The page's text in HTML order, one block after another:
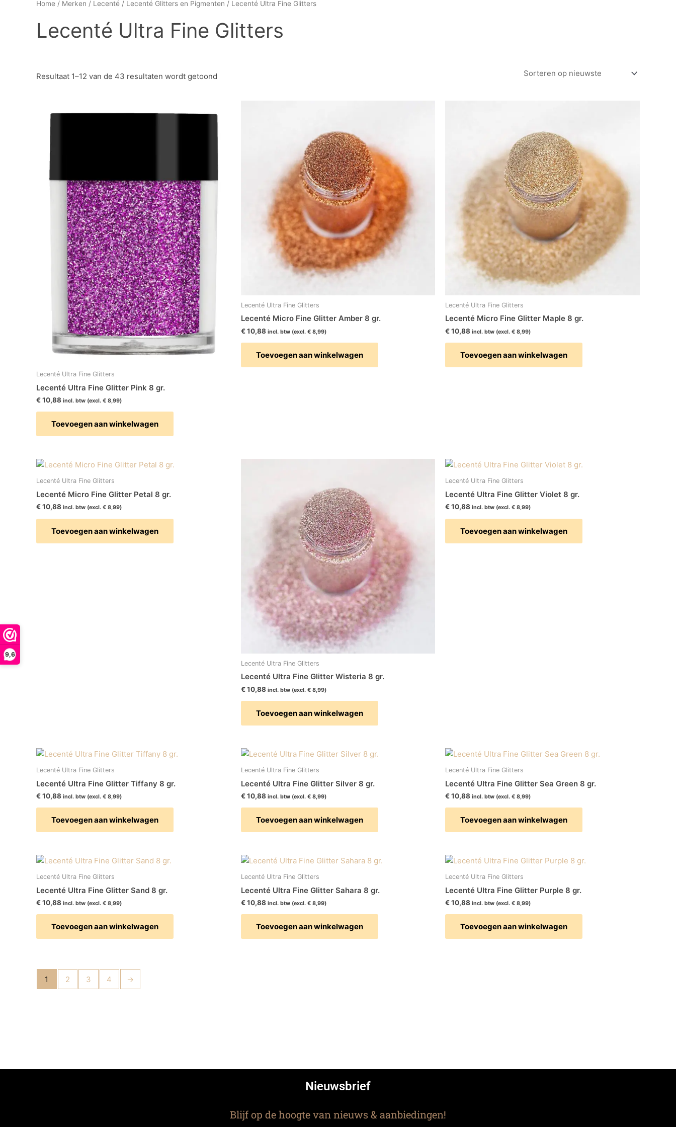
9,6
Home / Merken / Lecenté / Lecenté Glitters en Pigmenten / Lecenté Ultra Fine Glitters
Lecenté Ultra Fine Glitters
Resultaat 1–12 van de 43 resultaten wordt getoond
Lecenté Ultra Fine Glitters
Lecenté Ultra Fine Glitter Pink 8 gr.
€10,88 incl. btw (excl. € 8,99)
Toevoegen aan winkelwagen
Lecenté Ultra Fine Glitters
Lecenté Micro Fine Glitter Amber 8 gr.
€10,88 incl. btw (excl. €8,99)
Toevoegen aan winkelwagen
Lecenté Ultra Fine Glitters
Lecenté Micro Fine Glitter Maple 8 gr.
€10,88 incl. btw (excl.€ 8,99)
Toevoegen aan winkelwagen
Lecenté Ultra Fine Glitters
Lecenté Micro Fine Glitter Petal 8 gr.
€10,88 incl. btw (excl. € 8,99)
Toevoegen aan winkelwagen
Lecenté Ultra Fine Glitters
Lecenté Ultra Fine Glitter Wisteria 8 gr.
€10,88 incl. btw (excl. €8,99)
Toevoegen aan winkelwagen
Lecenté Ultra Fine Glitters
Lecenté Ultra Fine Glitter Violet 8 gr.
€10,88 incl. btw (excl.€ 8,99)
Toevoegen aan winkelwagen
Lecenté Ultra Fine Glitters
Lecenté Ultra Fine Glitter Tiffany 8 gr.
€10,88 incl. btw (excl. € 8,99)
Toevoegen aan winkelwagen
Lecenté Ultra Fine Glitters
Lecenté Ultra Fine Glitter Silver 8 gr.
€10,88 incl. btw (excl. €8,99)
Toevoegen aan winkelwagen
Lecenté Ultra Fine Glitters
Lecenté Ultra Fine Glitter Sea Green 8 gr.
€10,88 incl. btw (excl.€ 8,99)
Toevoegen aan winkelwagen
Lecenté Ultra Fine Glitters
Lecenté Ultra Fine Glitter Sand 8 gr.
€10,88 incl. btw (excl. € 8,99)
Toevoegen aan winkelwagen
Lecenté Ultra Fine Glitters
Lecenté Ultra Fine Glitter Sahara 8 gr.
€10,88 incl. btw (excl. €8,99)
Toevoegen aan winkelwagen
Lecenté Ultra Fine Glitters
Lecenté Ultra Fine Glitter Purple 8 gr.
€10,88 incl. btw (excl.€ 8,99)
Toevoegen aan winkelwagen
1 2 3 4 →
Nieuwsbrief
Blijf op de hoogte van nieuws & aanbiedingen!